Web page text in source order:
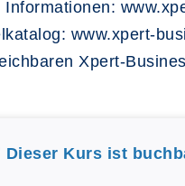
www.xpert-
Xpert-
Dieser Kurs ist